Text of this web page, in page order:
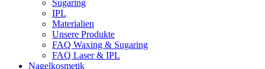
Sugaring
IPL
Materialien
Unsere Produkte
FAQ Waxing & Sugaring
FAQ Laser & IPL
Nagelkosmetik